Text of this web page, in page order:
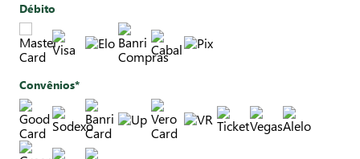
Débito
Convênios*